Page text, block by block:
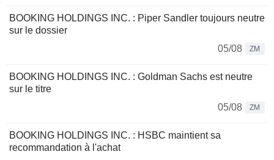
BOOKING HOLDINGS INC. : Piper Sandler toujours neutre
sur le dossier
05/08
ZM
BOOKING HOLDINGS INC. : Goldman Sachs est neutre
sur le titre
05/08
ZM
BOOKING HOLDINGS INC. : HSBC maintient sa
recommandation à l'achat